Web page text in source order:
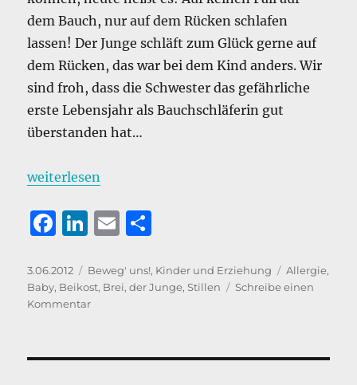
dem Bauch, nur auf dem Rücken schlafen
lassen! Der Junge schläft zum Glück gerne auf
dem Rücken, das war bei dem Kind anders. Wir
sind froh, dass die Schwester das gefährliche
erste Lebensjahr als Bauchschläferin gut
überstanden hat…
„Der Junge und die Beikost.“
weiterlesen
F
c
e
o
Li
k
e
I
E
ai
l
le
n
Veröffentlicht
am
3.06.2012 Kategorien
Beweg' uns!, Kinder und Erziehung Schlagwörter
Allergie,
Baby, Beikost, Brei,der Junge,Stillen
Schreibe einen
Kommentarzu